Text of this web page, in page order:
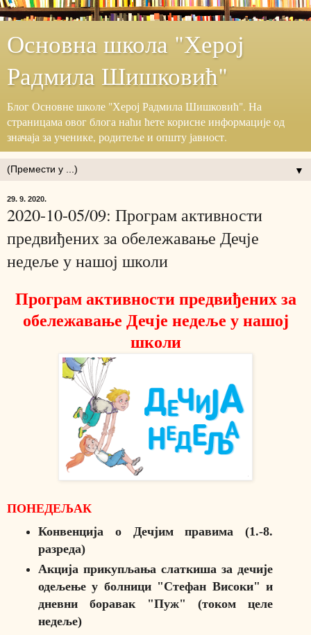
Основна школа "Херој
Радмила Шишковић"
Блог ‎Основне школе "Херој ‎Радмила Шишковић".‎ На
страницама овог блога наћи ћете корисне информације ‎од
значаја за ученике, родитеље и општу јавност.‎
▼
29. 9. 2020.
2020-10-05/09: Програм активности
предвиђених за обележавање Дечје
недеље у нашој школи
Програм активности предвиђених за
обележавање Дечје недеље у нашој
школи
ПОНЕДЕЉАК
Конвенција о Дечјим правима (1.-8.
разреда)
Акција прикупљања слаткиша за дечије
одељење у болници "Стефан Високи" и
дневни боравак "Пуж" (током целе
недеље)